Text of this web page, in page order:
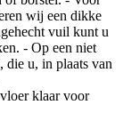
wij een dikke
vuil kunt u
- Op een niet
die u, in plaats van
klaar voor